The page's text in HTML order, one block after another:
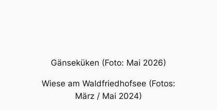
stammt aus dem 15. Jahrhundert. 1980
in den neuen Teil des Waldfriedhofs
versetzt. Sie steht seither nahe des Teichs.